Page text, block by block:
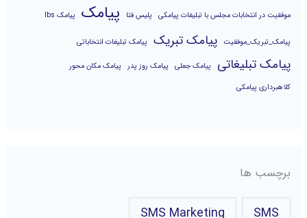
موفقیت در انتخابات مجلس با تبلیغات پیامکی پلیس فتا پیامک پیامک lbs
پیامک_تبریک_موفقیت پیامک تبریک پیامک تبلیغات انتخاباتی
پیامک تبلیغاتی پیامک جعلی پیامک روز پدر پیامک مکان محور
کلاهبرداری پیامکی
برچسب ها
SMS
SMS Marketing